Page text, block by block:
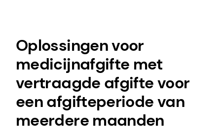
Oplossingen voor
medicijnafgifte met
vertraagde afgifte voor
een afgifteperiode van
meerdere maanden